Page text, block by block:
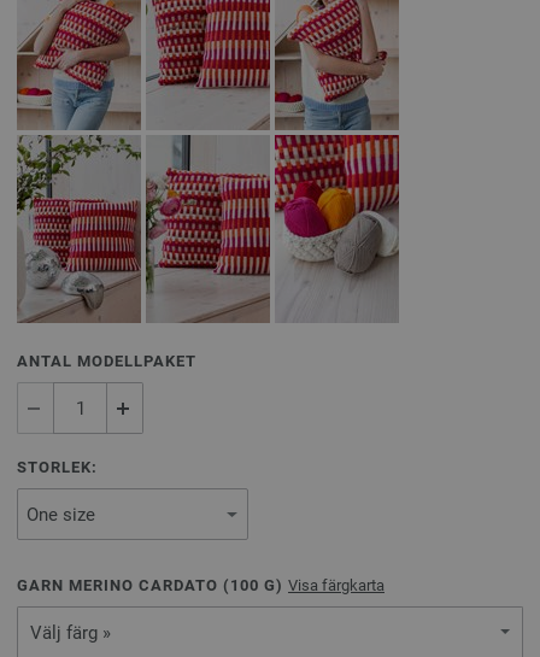
ANTAL MODELLPAKET
STORLEK:
GARN MERINO CARDATO ( 100 G) Visa färgkarta
Välj färg »